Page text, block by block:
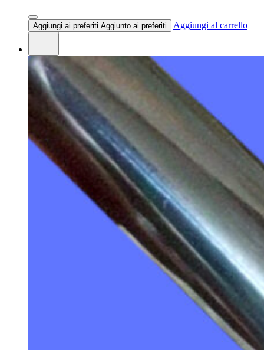
Aggiungi ai preferiti Aggiunto ai preferiti Aggiungi al carrello